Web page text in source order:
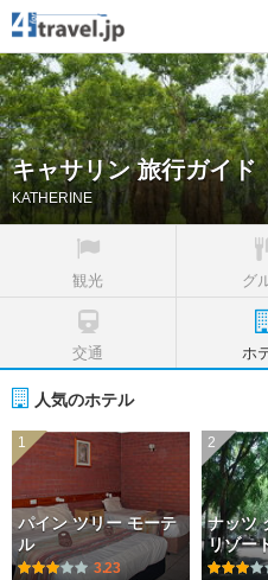
キャサリン 旅行ガイド
KATHERINE
観光 グ
交通 ホ
人気のホテル
1
パイン ツリー モーテ
ル
3.23
2
ナッツ
リゾー